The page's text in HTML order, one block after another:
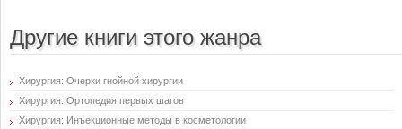
Другие книги этого жанра
Хирургия: Очерки гнойной хирургии
Хирургия: Ортопедия первых шагов
Хирургия: Инъекционные методы в косметологии